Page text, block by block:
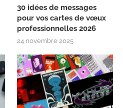
30 idées de messages
pour vos cartes de vœux
professionnelles 2026
24 novembre 2025